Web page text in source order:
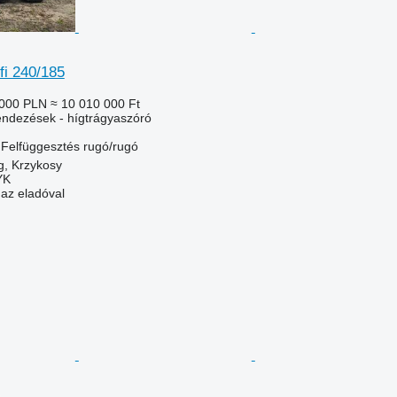
240/185
PLN ≈ 10 010 000 Ft
- hígtrágyaszóró
Felfüggesztés rugó/rugó
Krzykosy
eladóval